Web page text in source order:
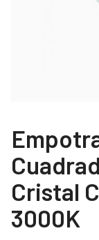
Cristal
3000K